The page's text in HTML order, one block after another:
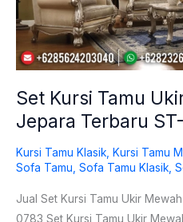
Set Kursi Tamu
Jepara Terbaru
Kursi Tamu Klasik, Kursi Tamu
Sofa Tamu, Sofa Tamu Klasik,
Jual Set Kursi Tamu Ukir
0783 Set Kursi Tamu Ukir
ST-
0783